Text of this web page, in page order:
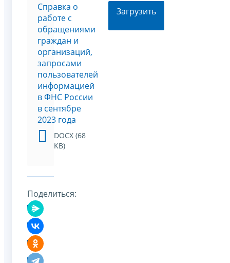
Справка о
работе с
обращениями
граждан и
организаций,
запросами
пользователей
информацией
в ФНС России
в сентябре
2023 года
DOCX (68
KB)
Загрузить
Поделиться: